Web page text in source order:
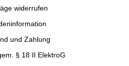
widerrufen
und Zahlung
§ 18 II ElektroG